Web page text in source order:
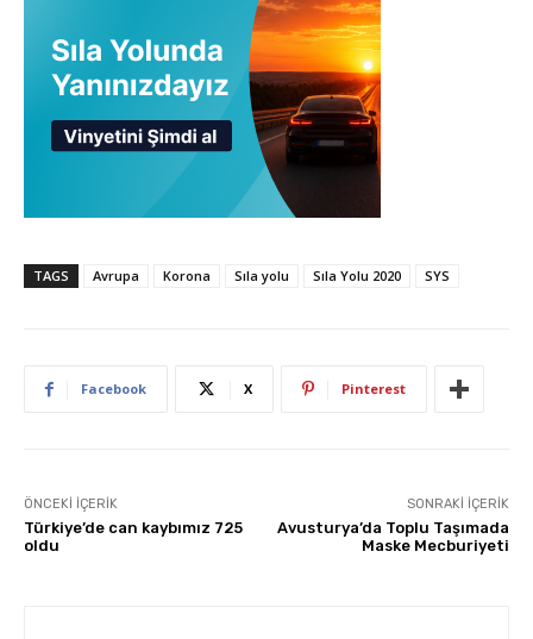
TAGS Avrupa Korona Sıla yolu Sıla Yolu 2020 SYS
Facebook X Pinterest
ÖNCEKI İÇERIK
Türkiye’de can kaybımız 725
oldu
SONRAKI İÇERIK
Avusturya’da Toplu Taşımada
Maske Mecburiyeti